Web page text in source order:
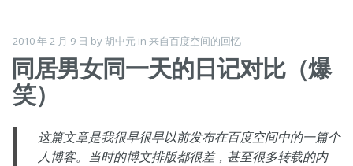
2010 年 2 月 9 日 by胡中元 in 来自百度空间的回忆
同居男女同一天的日记对比（爆
笑）
这篇文章是我很早很早以前发布在百度空间中的一篇个
人博客。当时的博文排版都很差，甚至很多转载的内